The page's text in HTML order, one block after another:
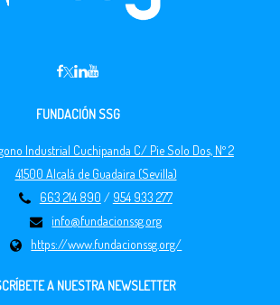
FUNDACIÓN SSG
Industrial Cuchipanda C/ Pie Solo Dos, Nº 2
41500 Alcalá de Guadaira (Sevilla)
663 214 890 / 954 933 277
info@fundacionssg.org
https://www.fundacionssg.org/
A NUESTRA NEWSLETTER